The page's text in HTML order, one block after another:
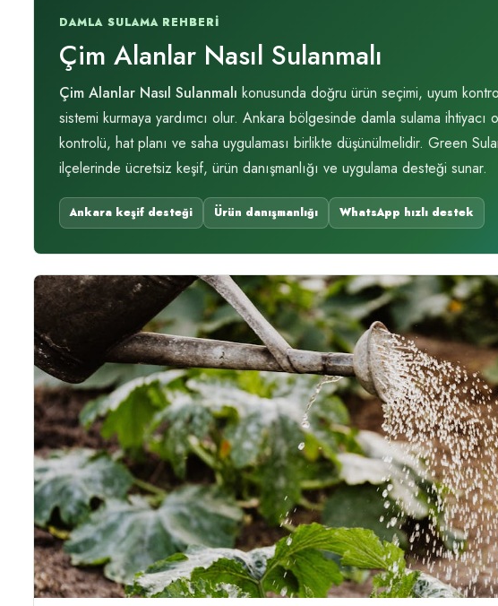
DAMLA SULAMA REHBERI
Çim Alanlar Nasıl Sulanmalı
Çim Alanlar Nasıl Sulanmalı konusunda doğru ürün seçimi, uyum
sistemi kurmaya yardımcı olur. Ankara bölgesinde damla sulama ihtiyacı
kontrolü, hat planı ve saha uygulaması birlikte düşünülmelidir. Green
ilçelerinde ücretsiz keşif, ürün danışmanlığı ve uygulama desteği sunar.
Ankara keşif desteği Ürün danışmanlığı WhatsApp hızlı destek